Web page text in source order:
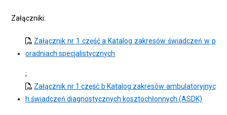
Załączniki:
Załącznik nr 1 część a Katalog zakresów świadczeń w p
oradniach specjalistycznych
;
Załącznik nr 1 część b Katalog zakresów ambulatoryjnyc
h świadczeń diagnostycznych kosztochłonnych (ASDK)